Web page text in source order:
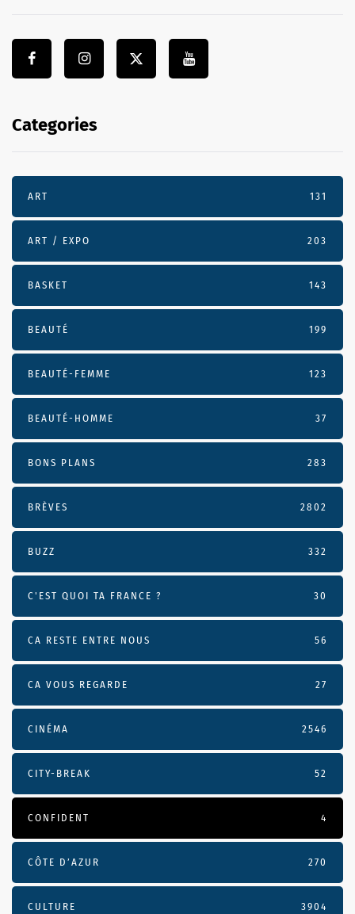
Categories
ART 131
ART / EXPO 203
BASKET 143
BEAUTÉ 199
BEAUTÉ-FEMME 123
BEAUTÉ-HOMME 37
BONS PLANS 283
BRÈVES 2802
BUZZ 332
C'EST QUOI TA FRANCE ? 30
CA RESTE ENTRE NOUS 56
CA VOUS REGARDE 27
CINÉMA 2546
CITY-BREAK 52
CONFIDENT 4
CÔTE D’AZUR 270
CULTURE 3904